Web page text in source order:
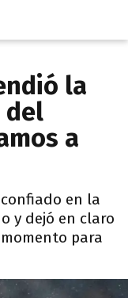
la
del
a
en la
y dejó en claro
para